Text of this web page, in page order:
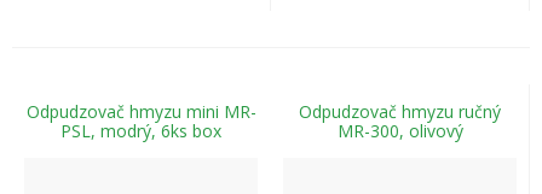
Odpudzovač hmyzu mini MR-
PSL, modrý, 6ks box
Odpudzovač hmyzu ručný
MR-300, olivový